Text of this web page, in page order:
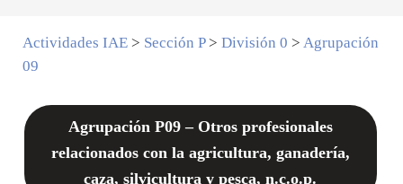
Actividades IAE> Sección P> División 0 > Agrupación
09
Agrupación P09 – Otros profesionales
relacionados con la agricultura, ganadería,
caza, silvicultura y pesca, n.c.o.p.